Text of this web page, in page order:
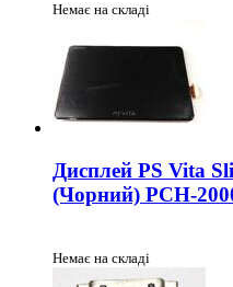
Немає на складі
Дисплей PS Vita
(Чорний) PCH-
Немає на складі